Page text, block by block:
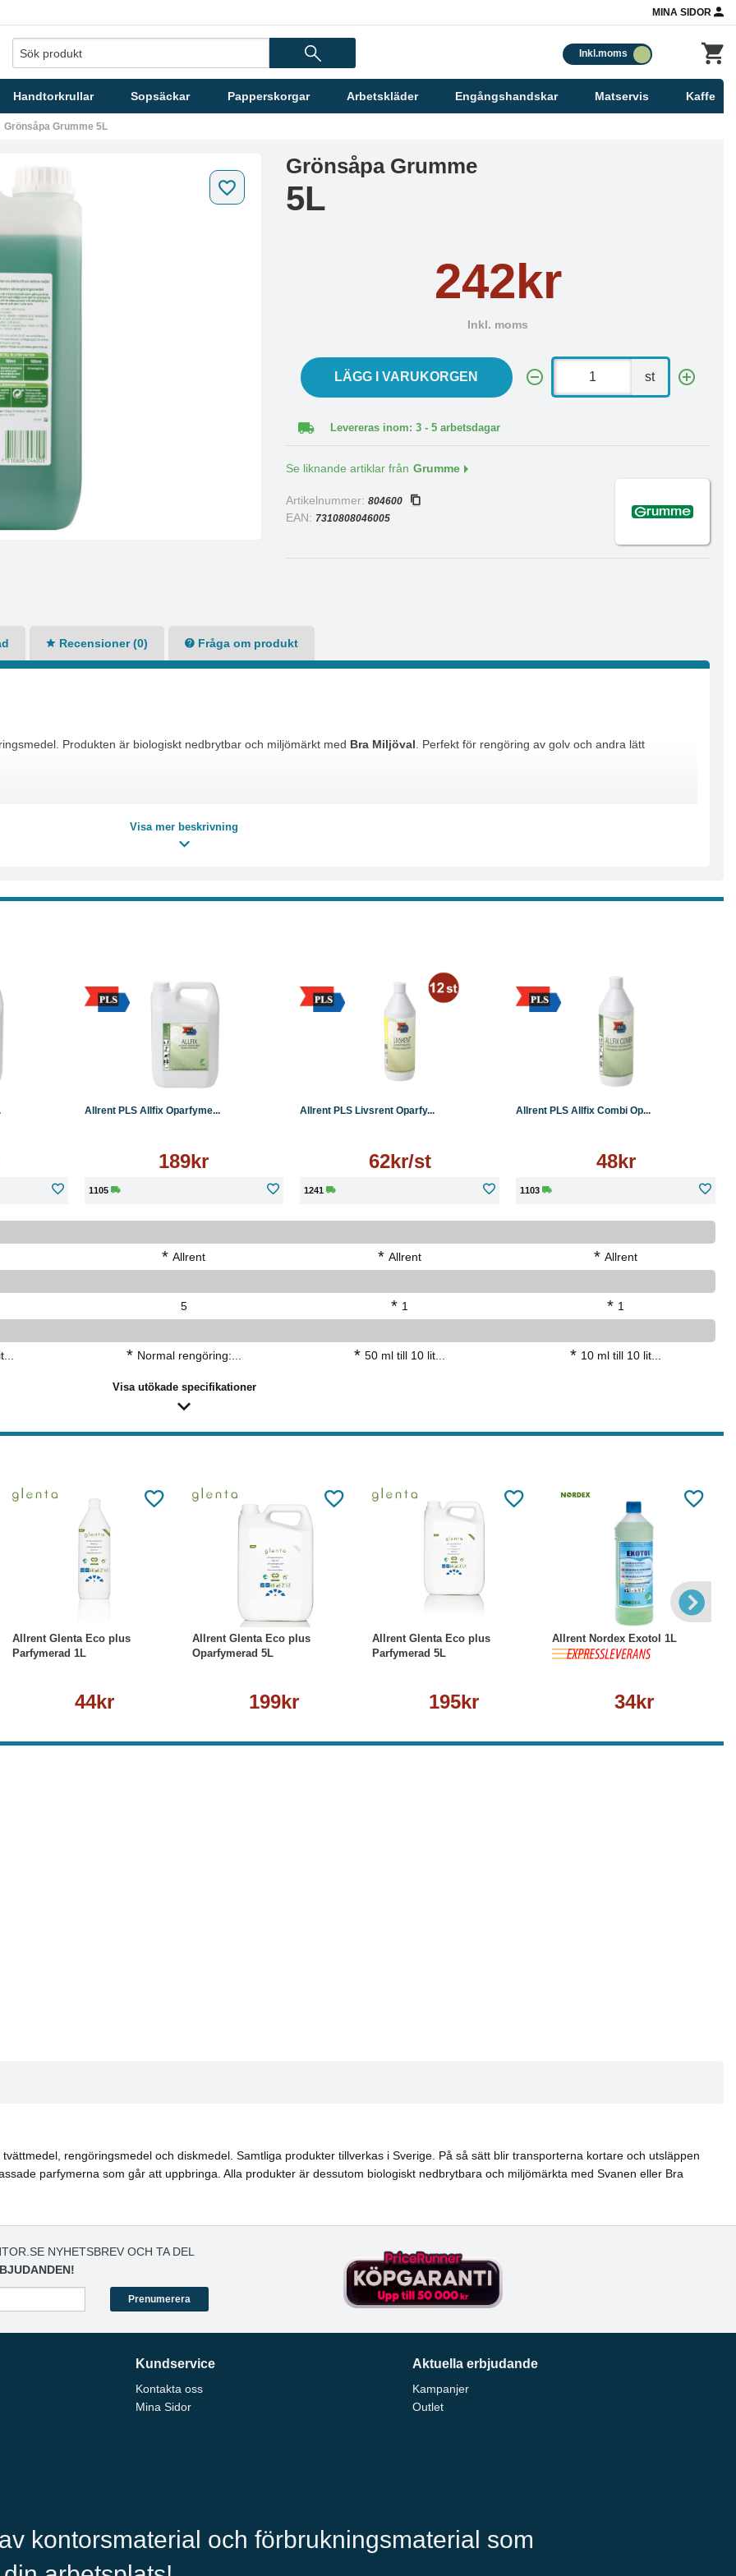
MINA SIDOR
Inkl.moms
Handtorkrullar Sopsäckar Papperskorgar Arbetskläder Engångshandskar Matservis Kaffe
Grönsåpa Grumme 5L
Grönsåpa Grumme
5L
242kr
Inkl. moms
LÄGG I VARUKORGEN st
Levereras inom: 3 - 5 arbetsdagar
Se liknande artiklar från Grumme
Artikelnummer:804600
EAN: 7310808046005
Recensioner (0) Fråga om produkt
Produkten är biologiskt nedbrytbar och miljömärkt med Bra Miljöval . Perfekt för rengöring av golv och andra lätt
Visa mer beskrivning
Allrent PLS Allfix Oparfyme...
189kr
1105
Allrent PLS Livsrent Oparfy...
62kr/st
1241
Läs mer
Allrent PLS Allfix Combi Op...
48kr
1103
* Allrent * Allrent * Allrent
5 * 1 * 1
* Normal rengöring:... * 50 ml till 10 lit... * 10 ml till 10 lit...
Visa utökade specifikationer
Allrent Glenta Eco plus
Parfymerad 1L
44kr
Allrent Glenta Eco plus
Oparfymerad 5L
199kr
Allrent Glenta Eco plus
Parfymerad 5L
195kr
Läs mer
Allrent Nordex Exotol 1L
34kr
Läs mer
rengöringsmedel och diskmedel. Samtliga produkter tillverkas i Sverige. På så sätt blir transporterna kortare och utsläppen
parfymerna som går att uppbringa. Alla produkter är dessutom biologiskt nedbrytbara och miljömärkta med Svanen eller Bra
NYHETSBREV OCH TA DEL
Prenumerera
Kundservice
Kontakta oss
Mina Sidor
Aktuella erbjudande
Kampanjer
Outlet
kontorsmaterial och förbrukningsmaterial som